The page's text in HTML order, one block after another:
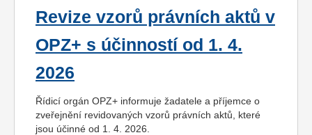
Revize vzorů právních aktů v
OPZ+ s účinností od 1. 4.
2026
Řídicí orgán OPZ+ informuje žadatele a příjemce o
zveřejnění revidovaných vzorů právních aktů, které
jsou účinné od 1. 4. 2026.